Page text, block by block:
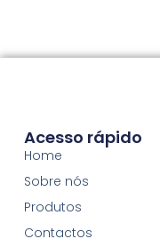
Acesso rápido
Home
Sobre nós
Produtos
Contactos